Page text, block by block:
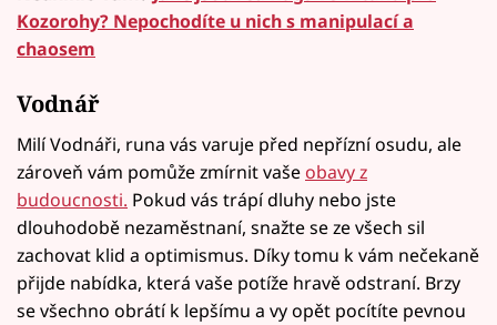
Kozorohy? Nepochodíte u nich s manipulací a
chaosem
Vodnář
Milí Vodnáři, runa vás varuje před nepřízní osudu, ale
zároveň vám pomůže zmírnit vaše obavy z
budoucnosti. Pokud vás trápí dluhy nebo jste
dlouhodobě nezaměstnaní, snažte se ze všech sil
zachovat klid a optimismus. Díky tomu k vám nečekaně
přijde nabídka, která vaše potíže hravě odstraní. Brzy
se všechno obrátí k lepšímu a vy opět pocítíte pevnou